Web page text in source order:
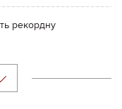
рекордну